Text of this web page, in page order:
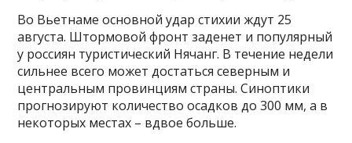
Во Вьетнаме основной удар стихии ждут 25
августа. Штормовой фронт заденет и популярный
у россиян туристический Нячанг. В течение недели
сильнее всего может достаться северным и
центральным провинциям страны. Синоптики
прогнозируют количество осадков до 300 мм, а в
некоторых местах – вдвое больше.